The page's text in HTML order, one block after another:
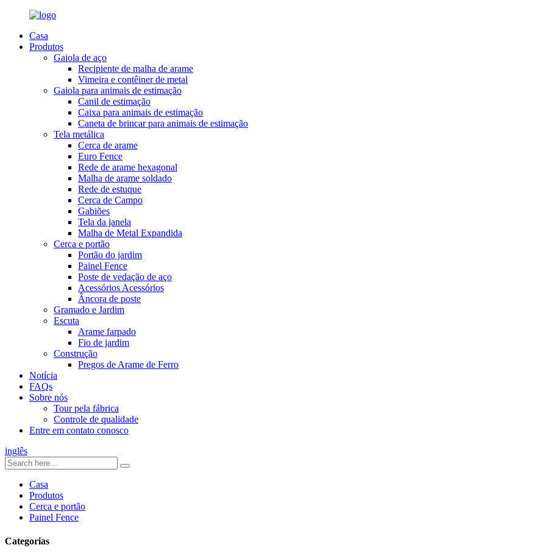
Casa
Produtos
Gaiola de aço
Recipiente de malha de arame
Vimeira e contêiner de metal
Gaiola para animais de estimação
Canil de estimação
Caixa para animais de estimação
Caneta de brincar para animais de estimação
Tela metálica
Cerca de arame
Euro Fence
Rede de arame hexagonal
Malha de arame soldado
Rede de estuque
Cerca de Campo
Gabiões
Tela da janela
Malha de Metal Expandida
Cerca e portão
Portão do jardim
Painel Fence
Poste de vedação de aço
Acessórios Acessórios
Âncora de poste
Gramado e Jardim
Escuta
Arame farpado
Fio de jardim
Construção
Pregos de Arame de Ferro
Notícia
FAQs
Sobre nós
Tour pela fábrica
Controle de qualidade
Entre em contato conosco
inglês
Casa
Produtos
Cerca e portão
Painel Fence
Categorias